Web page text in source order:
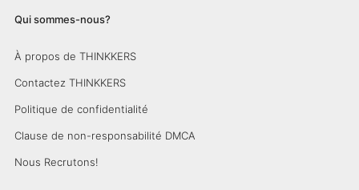
Qui sommes-nous?
À propos de THINKKERS
Contactez THINKKERS
Politique de confidentialité
Clause de non-responsabilité DMCA
Nous Recrutons!